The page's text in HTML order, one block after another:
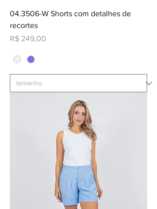
04.3506-W Shorts com detalhes de
recortes
Preço
R$ 249,00